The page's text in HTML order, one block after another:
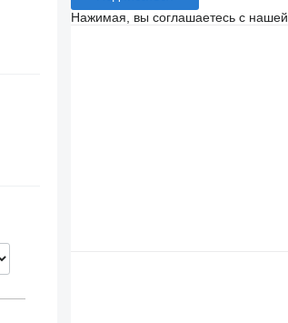
Нажимая, вы соглашаетесь с нашей